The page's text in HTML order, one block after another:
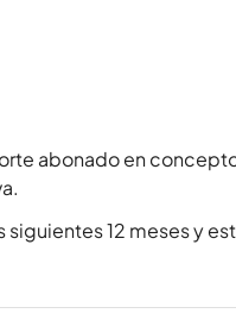
abonado en
12 meses y